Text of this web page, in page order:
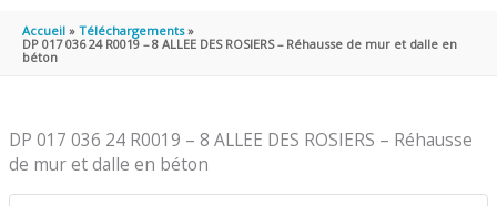
PRINCIPAL
Accueil
Téléchargements
DP 017 036 24 R0019 – 8 ALLEE DES ROSIERS – Réhausse de mur et dalle en
béton
DP 017 036 24 R0019 – 8 ALLEE DES ROSIERS – Réhausse
de mur et dalle en béton